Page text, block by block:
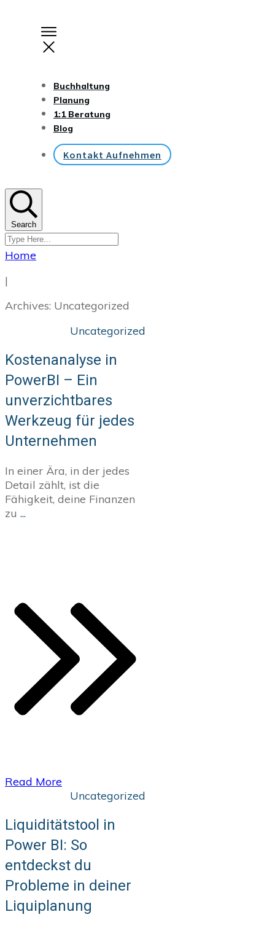
Buchhaltung
Planung
1:1 Beratung
Blog
Kontakt Aufnehmen
Search
Home
|
Archives: Uncategorized
Uncategorized
Kostenanalyse in
PowerBI – Ein
unverzichtbares
Werkzeug für jedes
Unternehmen
In einer Ära, in der jedes
Detail zählt, ist die
Fähigkeit, deine Finanzen
zu ...
​Read More
Uncategorized
Liquiditätstool in
Power BI: So
entdeckst du
Probleme in deiner
Liquiplanung